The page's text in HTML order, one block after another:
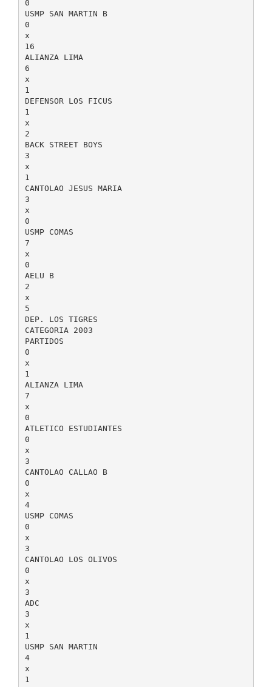
0
USMP SAN MARTIN B
0
x
16
ALIANZA LIMA
6
x
1
DEFENSOR LOS FICUS
1
x
2
BACK STREET BOYS
3
x
1
CANTOLAO JESUS MARIA
3
x
0
USMP COMAS
7
x
0
AELU B
2
x
5
DEP. LOS TIGRES
CATEGORIA 2003
PARTIDOS
0
x
1
ALIANZA LIMA
7
x
0
ATLETICO ESTUDIANTES
0
x
3
CANTOLAO CALLAO B
0
x
4
USMP COMAS
0
x
3
CANTOLAO LOS OLIVOS
0
x
3
ADC
3
x
1
USMP SAN MARTIN
4
x
1